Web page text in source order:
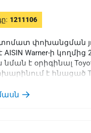
1211106
փոխանցման
Warner-ի կողմից
է օրիգինալ
է հնացած